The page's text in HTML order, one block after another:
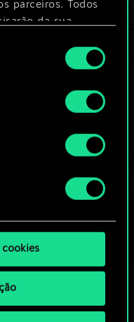
parceiros. Todos
da sua
sobre o uso
suas preferências